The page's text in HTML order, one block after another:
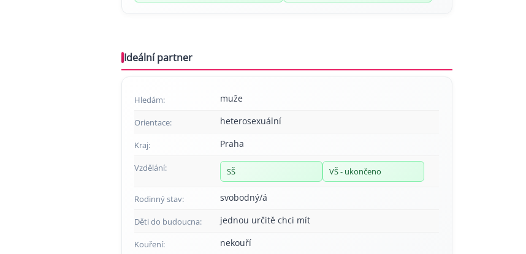
Ideální partner
Hledám: muže
Orientace: heterosexuální
Kraj: Praha
Vzdělání: SŠ VŠ - ukončeno
Rodinný stav: svobodný/á
Děti do budoucna: jednou určitě chci mít
Kouření: nekouří